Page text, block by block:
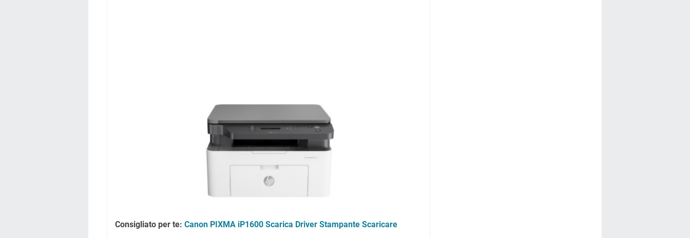
Consigliato per te: Canon PIXMA iP1600 Scarica Driver Stampante Scaricare